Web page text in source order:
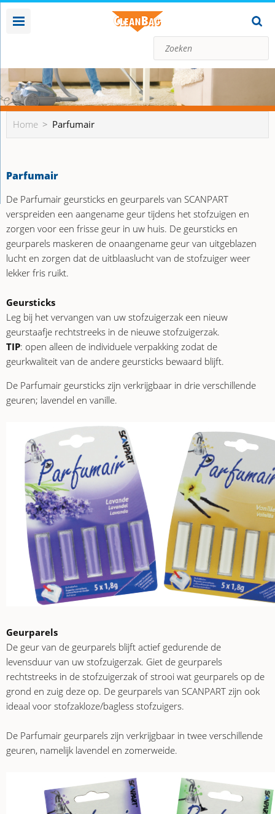
Home Parfumair
Parfumair
De Parfumair geursticks en geurparels van SCANPART
verspreiden een aangename geur tijdens het stofzuigen en
zorgen voor een frisse geur in uw huis. De geursticks en
geurparels maskeren de onaangename geur van uitgeblazen
lucht en zorgen dat de uitblaaslucht van de stofzuiger weer
lekker fris ruikt.
Geursticks
Leg bij het vervangen van uw stofzuigerzak een nieuw
geurstaafje rechtstreeks in de nieuwe stofzuigerzak.
TIP: open alleen de individuele verpakking zodat de
geurkwaliteit van de andere geursticks bewaard blijft.
De Parfumair geursticks zijn verkrijgbaar in drie verschillende
geuren; lavendel en vanille.
Geurparels
De geur van de geurparels blijft actief gedurende de
levensduur van uw stofzuigerzak. Giet de geurparels
rechtstreeks in de stofzuigerzak of strooi wat geurparels op de
grond en zuig deze op. De geurparels van SCANPART zijn ook
ideaal voor stofzakloze/bagless stofzuigers.
De Parfumair geurparels zijn verkrijgbaar in twee verschillende
geuren, namelijk lavendel en zomerweide.